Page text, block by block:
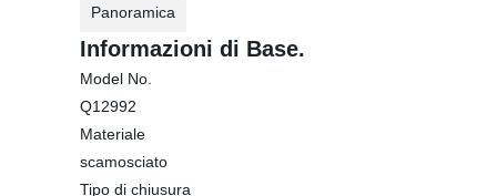
Panoramica
Informazioni di Base.
Model No.
Q12992
Materiale
scamosciato
Tipo di chiusura